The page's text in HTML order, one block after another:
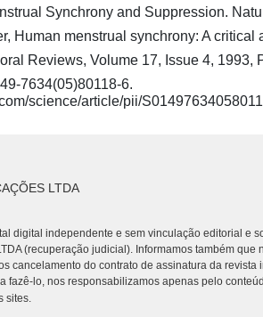
Synchrony and Suppression.
Human menstrual synchrony: A critical
Reviews, Volume 17, Issue 4, 1993,
7634(05)80118-6.
science/article/pii/
LTDA
digital independente e sem vinculação editorial e
(recuperação judicial). Informamos também que
cancelamento do contrato de assinatura da revista
fazê-lo, nos responsabilizamos apenas pelo
sites.